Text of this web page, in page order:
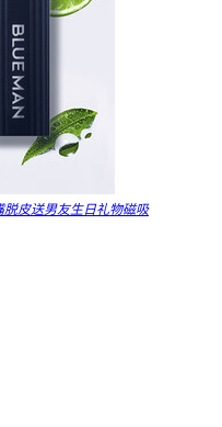
脱皮送男友生日礼物磁吸